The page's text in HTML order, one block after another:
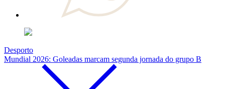
Desporto
Mundial 2026: Goleadas marcam segunda jornada do grupo B